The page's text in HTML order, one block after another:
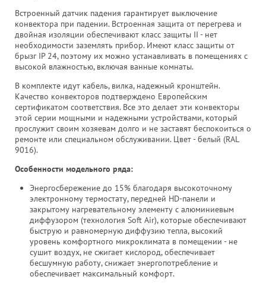
Встроенный датчик падения гарантирует выключение
конвектора при падении. Встроенная защита от перегрева и
двойная изоляции обеспечивают класс защиты II - нет
необходимости заземлять прибор. Имеют класс защиты от
брызг IP 24, поэтому их можно устанавливать в помещениях с
высокой влажностью, включая ванные комнаты.
В комплекте идут кабель, вилка, надежный кронштейн.
Качество конвекторов подтверждено Европейским
сертификатом соответствия. Все это делает эти конвекторы
этой серии мощными и надежными устройствами, который
прослужит своим хозяевам долго и не заставят беспокоиться о
ремонте или специальном обслуживании. Цвет - белый (RAL
9016).
Особенности модельного ряда:
Энергосбережение до 15% благодаря высокоточному
электронному термостату, передней HD-панели и
закрытому нагревательному элементу с алюминиевым
диффузором (технология Soft Air), которые обеспечивают
быструю и равномерную диффузию тепла, высокий
уровень комфортного микроклимата в помещении - не
сушит воздух, не сжигает кислород, обеспечивает
бесшумную работу, снижает энергопотребление и
обеспечивает максимальный комфорт.